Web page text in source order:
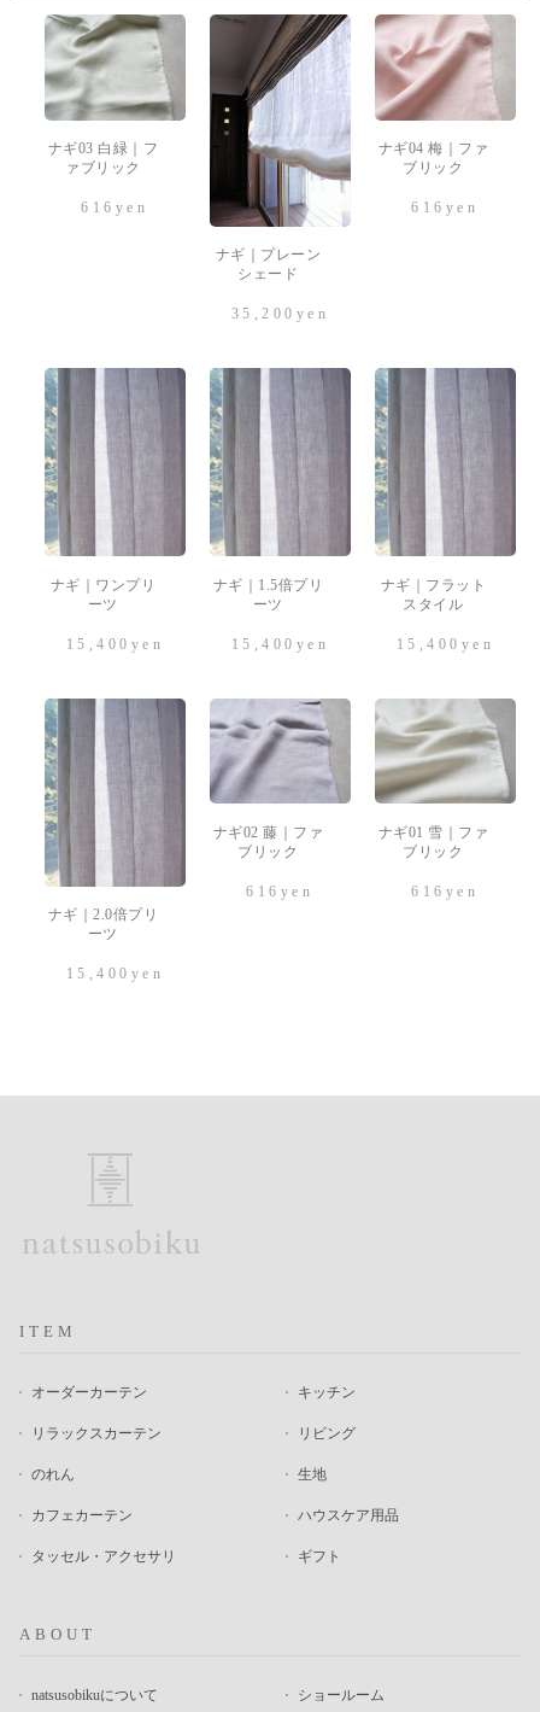
ナギ03 白緑｜フ
ァブリック
616 yen
ナギ｜プレーン
シェード
35,200 yen
ナギ04 梅｜ファ
ブリック
616 yen
ナギ｜ワンプリ
ーツ
15,400 yen
ナギ｜1.5倍プリ
ーツ
15,400 yen
ナギ｜フラット
スタイル
15,400 yen
ナギ｜2.0倍プリ
ーツ
15,400 yen
ナギ02 藤｜ファ
ブリック
616 yen
ナギ01 雪｜ファ
ブリック
616 yen
ITEM
オーダーカーテン
リラックスカーテン
のれん
カフェカーテン
タッセル・アクセサリ
キッチン
リビング
生地
ハウスケア用品
ギフト
ABOUT
natsusobikuについて ショールーム